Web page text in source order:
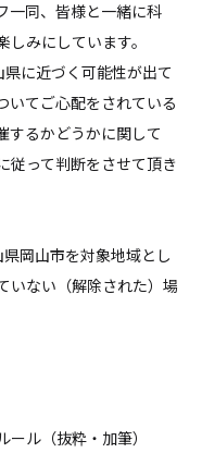
一同、皆様と一緒に科
みにしています。
に近づく可能性が出て
いてご心配をされている
するかどうかに関して
従って判断をさせて頂き
岡山市を対象地域とし
いない（解除された）場
ル（抜粋・加筆）